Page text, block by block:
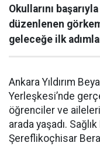
Okullarını
düzenlenen
geleceğe ilk
Ankara Yıldırım
Yerleşkesi’nde
öğrenciler ve
arada yaşadı.
Şereflikoçhisar